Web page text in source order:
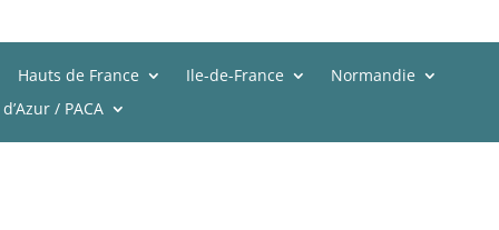
Hauts de France Ile-de-France
Normandie
/ PACA